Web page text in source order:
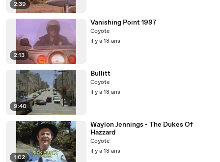
2:39
2:13
Vanishing Point 1997
Coyote
il y a 18 ans
9:40
Bullitt
Coyote
il y a 18 ans
1:02
Waylon Jennings - The Dukes Of
Hazzard
Coyote
il y a 18 ans